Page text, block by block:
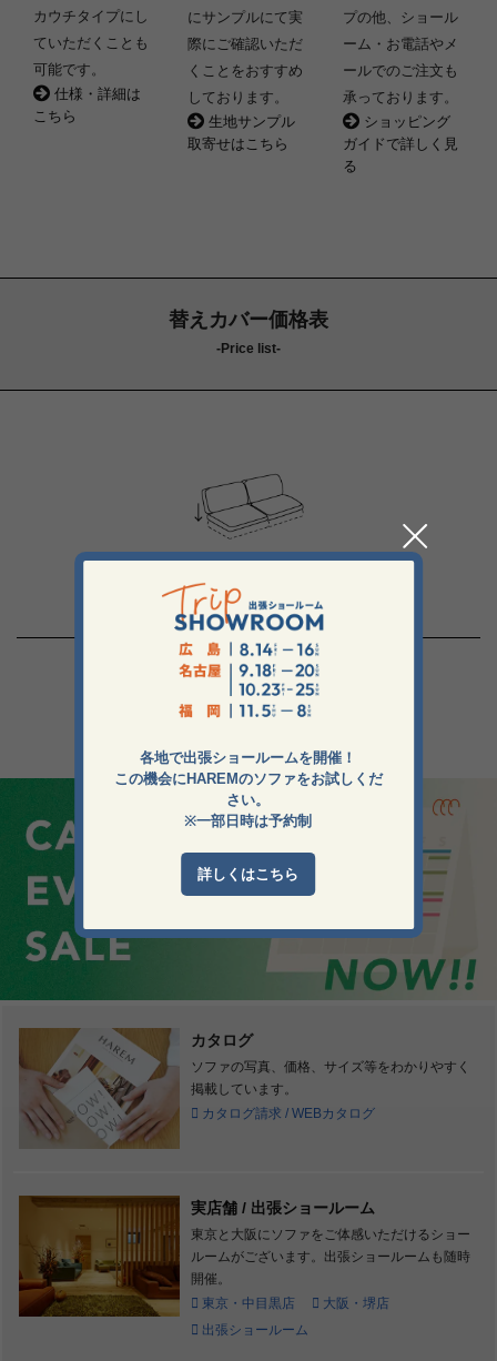
各地で出張ショールームを開催！
この機会にHAREMのソファをお試しくだ
さい。
※一部日時は予約制
詳しくはこちら
カウチタイプにし
ていただくことも
可能です。
仕様・詳細は
こちら
にサンプルにて実
際にご確認いただ
くことをおすすめ
しております。
生地サンプル
取寄せはこちら
プの他、ショール
ーム・お電話やメ
ールでのご注文も
承っております。
ショッピング
ガイドで詳しく見
る
替えカバー価格表
-Price list-
デニッシュソファ本体カバー
カタログ
ソファの写真、価格、サイズ等をわかりやすく
掲載しています。
カタログ請求 / WEBカタログ
実店舗 / 出張ショールーム
東京と大阪にソファをご体感いただけるショー
ルームがございます。出張ショールームも随時
開催。
東京・中目黒店
大阪・堺店
出張ショールーム